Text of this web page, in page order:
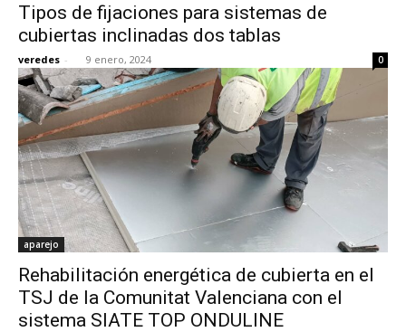
Tipos de fijaciones para sistemas de
cubiertas inclinadas dos tablas
veredes - 9 enero, 2024 0
aparejo
Rehabilitación energética de cubierta en el
TSJ de la Comunitat Valenciana con el
sistema SIATE TOP ONDULINE